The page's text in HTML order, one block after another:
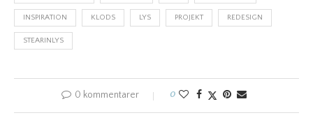
INSPIRATION KLODS LYS PROJEKT REDESIGN
STEARINLYS
0 kommentarer 0